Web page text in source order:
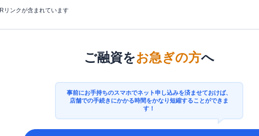
リンクが含まれています
ご融資をお急ぎの方へ
事前にお手持ちのスマホでネット申し込みを済ませておけば、
店舗での手続きにかかる時間をかなり短縮することができま
す！